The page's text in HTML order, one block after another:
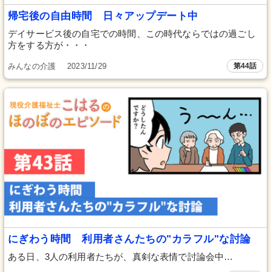
帰宅後の自由時間 日々アップデート中
デイサービス後の自宅での時間、この時代ならではの過ごし
方をする方が・・・
みんなの介護 2023/11/29 第44話
にぎわう時間 利用者さんたちの"カラフル"な討論
ある日、3人の利用者たちが、真剣な表情で討論会中…